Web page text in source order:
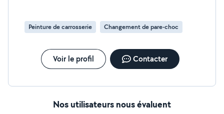
Peinture de carrosserie Changement de pare-choc
Voir le profil Contacter
Nos utilisateurs nous évaluent